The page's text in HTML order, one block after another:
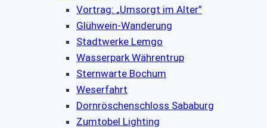
Vortrag: „Umsorgt im Alter”
Glühwein-Wanderung
Stadtwerke Lemgo
Wasserpark Währentrup
Sternwarte Bochum
Weserfahrt
Dornröschenschloss Sababurg
Zumtobel Lighting